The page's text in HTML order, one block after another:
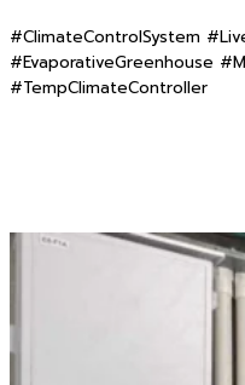
#ClimateControlSystem
#EvaporativeGreenhouse
#TempClimateController